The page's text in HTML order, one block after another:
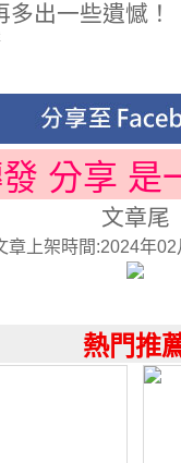
出一些遺憾！
分享 是
文章尾
章上架時間:2024年02
熱門推